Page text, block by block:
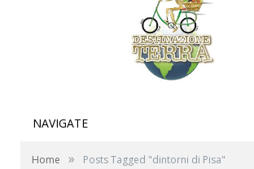
NAVIGATE
Home » Posts Tagged "dintorni di Pisa"